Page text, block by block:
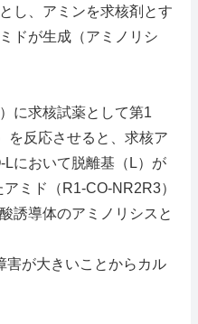
、アミンを求核剤とす
ドが生成（アミノリシ
に求核試薬として第1
を反応させると、求核ア
Lにおいて脱離基（L）が
ミド（R1-CO-NR2R3）
誘導体のアミノリシスと
害が大きいことからカル